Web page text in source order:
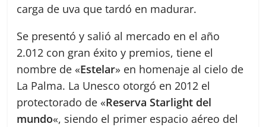
carga de uva que tardó en madurar.
Se presentó y salió al mercado en el año
2.012 con gran éxito y premios, tiene el
nombre de «Estelar» en homenaje al cielo de
La Palma. La Unesco otorgó en 2012 el
protectorado de «Reserva Starlight del
mundo«, siendo el primer espacio aéreo del